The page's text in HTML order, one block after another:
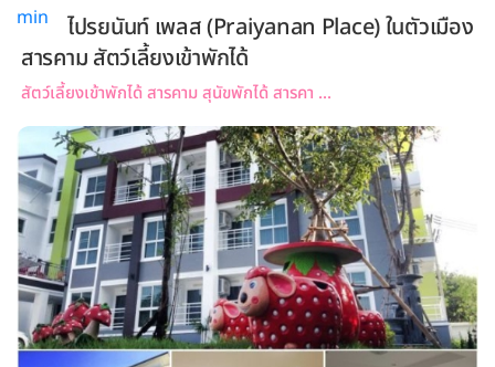
ไปรยนันท์ เพลส (Praiyanan Place) ในตัวเมือง
สารคาม สัตว์เลี้ยงเข้าพักได้
สัตว์เลี้ยงเข้าพักได้ สารคาม สุนัขพักได้ สารคา ...